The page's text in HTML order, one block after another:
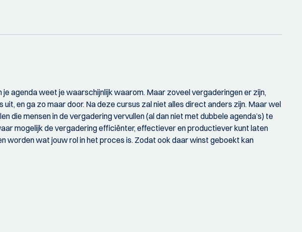
agenda weet je waarschijnlijk waarom. Maar zoveel vergaderingen er zijn,
en ga zo maar door. Na deze cursus zal niet alles direct anders zijn. Maar wel
die mensen in de vergadering vervullen (al dan niet met dubbele agenda’s) te
mogelijk de vergadering efficiënter, effectiever en productiever kunt laten
worden wat jouw rol in het proces is. Zodat ook daar winst geboekt kan